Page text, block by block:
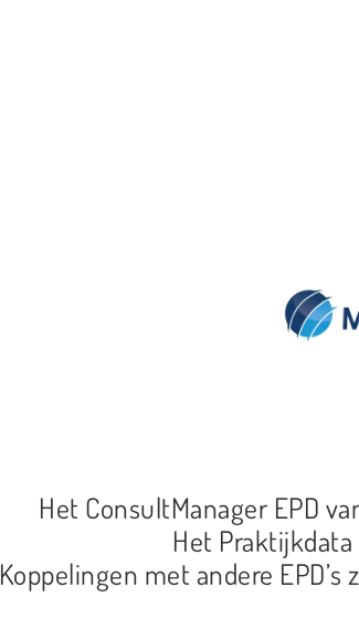
Het ConsultManager EPD
Het
Koppelingen met andere